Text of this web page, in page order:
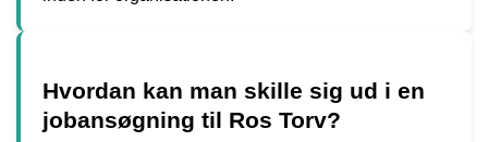
Hvordan kan man skille sig ud i en
jobansøgning til Ros Torv?